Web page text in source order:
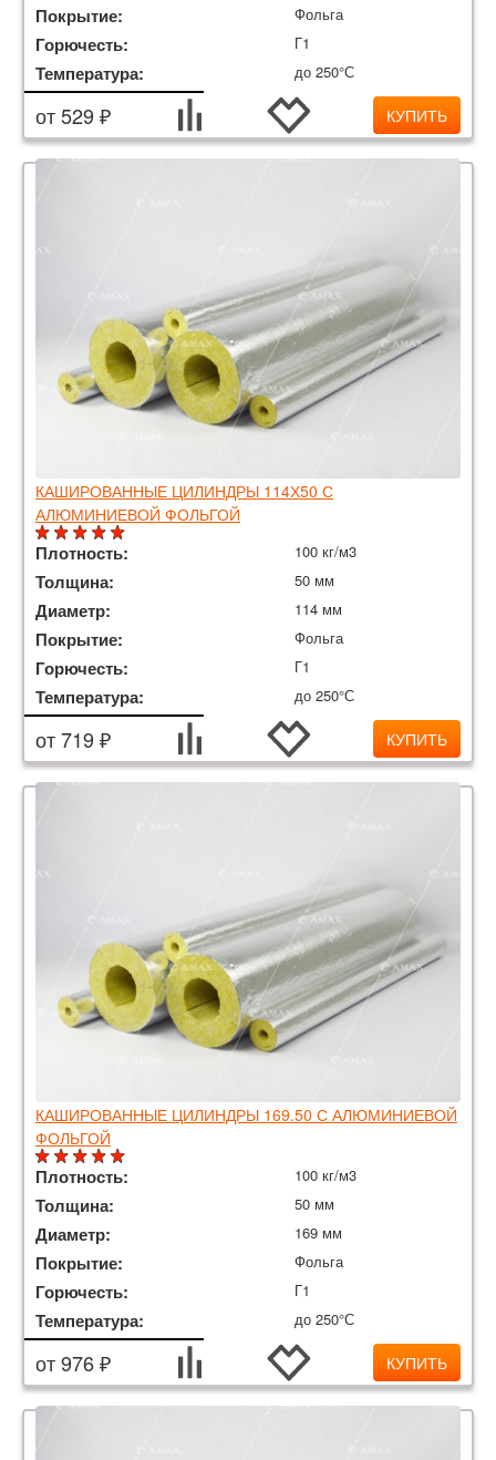
Покрытие: Фольга
Горючесть: Г1
Температура: до 250°С
от 529 ₽ КУПИТЬ
КАШИРОВАННЫЕ ЦИЛИНДРЫ 114Х50 С
АЛЮМИНИЕВОЙ ФОЛЬГОЙ
Плотность: 100 кг/м3
Толщина: 50 мм
Диаметр: 114 мм
Покрытие: Фольга
Горючесть: Г1
Температура: до 250°С
от 719 ₽ КУПИТЬ
КАШИРОВАННЫЕ ЦИЛИНДРЫ 169.50 С АЛЮМИНИЕВОЙ
ФОЛЬГОЙ
Плотность: 100 кг/м3
Толщина: 50 мм
Диаметр: 169 мм
Покрытие: Фольга
Горючесть: Г1
Температура: до 250°С
от 976 ₽ КУПИТЬ